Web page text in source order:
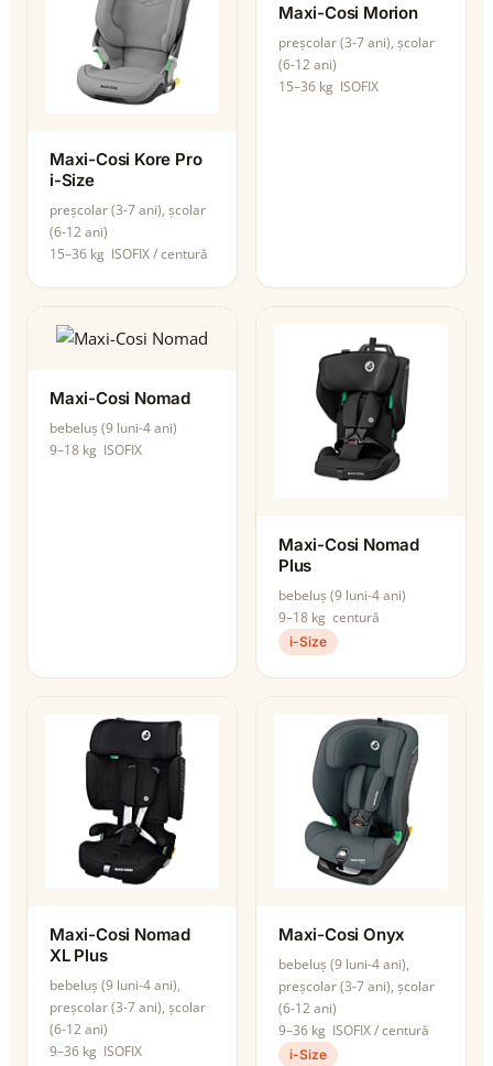
Maxi-Cosi Kore Pro
i-Size
preșcolar (3-7 ani), școlar
(6-12 ani)
15–36 kg ISOFIX / centură
Maxi-Cosi Morion
preșcolar (3-7 ani), școlar
(6-12 ani)
15–36 kg ISOFIX
Maxi-Cosi Nomad
bebeluș (9 luni-4 ani)
9–18 kg ISOFIX
Maxi-Cosi Nomad
Plus
bebeluș (9 luni-4 ani)
9–18 kg centură
i-Size
Maxi-Cosi Nomad
XL Plus
bebeluș (9 luni-4 ani),
preșcolar (3-7 ani), școlar
(6-12 ani)
9–36 kg ISOFIX
Maxi-Cosi Onyx
bebeluș (9 luni-4 ani),
preșcolar (3-7 ani), școlar
(6-12 ani)
9–36 kg ISOFIX / centură
i-Size